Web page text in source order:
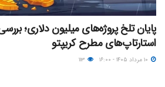
استارتاپ‌های مطرح کریپتو